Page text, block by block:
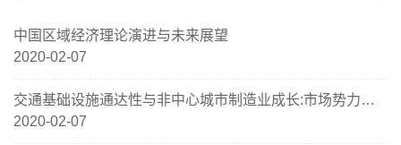
中国区域经济理论演进与未来展望
2020-02-07
交通基础设施通达性与非中心城市制造业成长:市场势力、生产率及其配置效率
2020-02-07